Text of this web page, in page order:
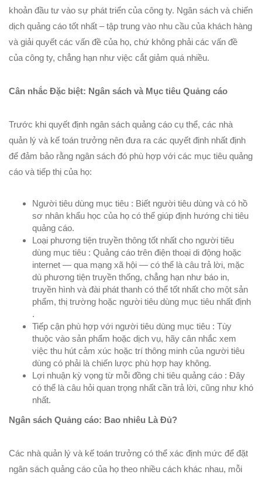
khoản đầu tư vào sự phát triển của công ty. Ngân sách và chiến
dịch quảng cáo tốt nhất – tập trung vào nhu cầu của khách hàng
và giải quyết các vấn đề của họ, chứ không phải các vấn đề
của công ty, chẳng hạn như việc cắt giảm quá nhiều.
Cân nhắc Đặc biệt: Ngân sách và Mục tiêu Quảng cáo
Trước khi quyết định ngân sách quảng cáo cụ thể, các nhà
quản lý và kế toán trưởng nên đưa ra các quyết định nhất định
để đảm bảo rằng ngân sách đó phù hợp với các mục tiêu quảng
cáo và tiếp thị của họ:
Người tiêu dùng mục tiêu : Biết người tiêu dùng và có hồ
sơ nhân khẩu học của họ có thể giúp định hướng chi tiêu
quảng cáo.
Loại phương tiện truyền thông tốt nhất cho người tiêu
dùng mục tiêu : Quảng cáo trên điện thoại di động hoặc
internet — qua mạng xã hội — có thể là câu trả lời, mặc
dù phương tiện truyền thống, chẳng hạn như báo in,
truyền hình và đài phát thanh có thể tốt nhất cho một sản
phẩm, thị trường hoặc người tiêu dùng mục tiêu nhất định
.
Tiếp cận phù hợp với người tiêu dùng mục tiêu : Tùy
thuộc vào sản phẩm hoặc dịch vụ, hãy cân nhắc xem
việc thu hút cảm xúc hoặc trí thông minh của người tiêu
dùng có phải là chiến lược phù hợp hay không.
Lợi nhuận kỳ vọng từ mỗi đồng chi tiêu quảng cáo : Đây
có thể là câu hỏi quan trọng nhất cần trả lời, cũng như khó
nhất.
Ngân sách Quảng cáo: Bao nhiêu Là Đủ?
Các nhà quản lý và kế toán trưởng có thể xác định mức để đặt
ngân sách quảng cáo của họ theo nhiều cách khác nhau, mỗi